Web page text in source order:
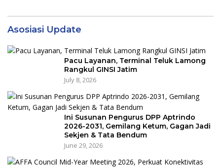
Asosiasi Update
Pacu Layanan, Terminal Teluk Lamong
Rangkul GINSI Jatim
July 8, 2026
Ini Susunan Pengurus DPP Aptrindo
2026-2031, Gemilang Ketum, Gagan Jadi
Sekjen & Tata Bendum
June 29, 2026